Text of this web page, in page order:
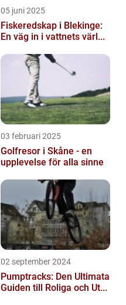
05 juni 2025
Fiskeredskap i Blekinge:
En väg in i vattnets värl...
03 februari 2025
Golfresor i Skåne - en
upplevelse för alla sinne
02 september 2024
Pumptracks: Den Ultimata
Guiden till Roliga och Ut...